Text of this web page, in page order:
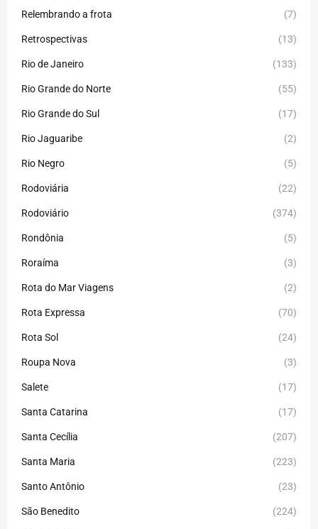
Relembrando a frota (7)
Retrospectivas (13)
Rio de Janeiro (133)
Rio Grande do Norte (55)
Rio Grande do Sul (17)
Rio Jaguaribe (2)
Rio Negro (5)
Rodoviária (22)
Rodoviário (374)
Rondônia (5)
Roraíma (3)
Rota do Mar Viagens (2)
Rota Expressa (70)
Rota Sol (24)
Roupa Nova (3)
Salete (17)
Santa Catarina (17)
Santa Cecília (207)
Santa Maria (223)
Santo Antônio (23)
São Benedito (224)